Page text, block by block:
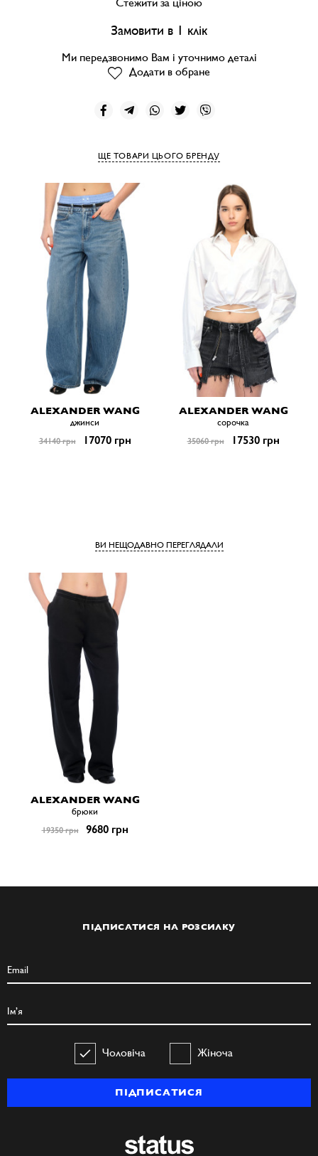
Замовити в 1 клік
Ми передзвонимо Вам і уточнимо деталі
Додати в обране
ЩЕ ТОВАРИ ЦЬОГО БРЕНДУ
ALEXANDER WANG
джинси
34140 грн 17070 грн
ALEXANDER WANG
сорочка
35060 грн 17530 грн
ВИ НЕЩОДАВНО ПЕРЕГЛЯДАЛИ
ALEXANDER WANG
брюки
19350 грн 9680 грн
ПІДПИСАТИСЯ НА РОЗСИЛКУ
Чоловіча Жіноча
ПІДПИСАТИСЯ